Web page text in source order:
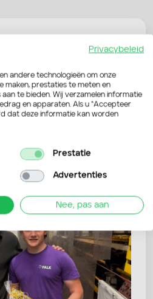
en was druk met zijn
waar hij meer uren kon
op…
Privacybeleid
andere technologieën om onze
maken, prestaties te meten en
te bieden. Wij verzamelen informatie
en apparaten. Als u “Accepteer
dat deze informatie kan worden
Prestatie
Advertenties
Nee, pas aan